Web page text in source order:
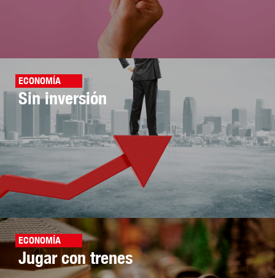
ECONOMÍA
Sin inversión
ECONOMÍA
Jugar con trenes